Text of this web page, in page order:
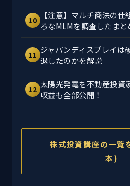
10
【注意】マルチ商法の
ろなMLMを調査したまと
11 ジャパンディスプレイは
退したのかを解説
12 太陽光発電を不動産投資
収益も全部公開！
株式投資講座の一覧
本)